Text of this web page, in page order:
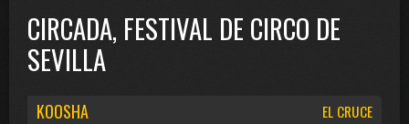
CIRCADA, FESTIVAL DE CIRCO DE
SEVILLA
EL CRUCE
KOOSHA